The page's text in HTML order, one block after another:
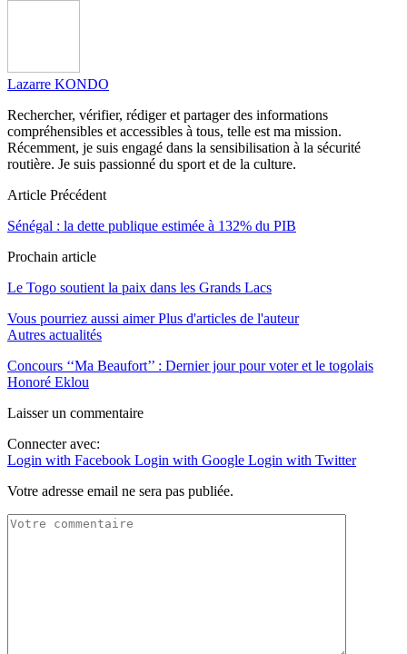
Lazarre KONDO
Rechercher, vérifier, rédiger et partager des informations
compréhensibles et accessibles à tous, telle est ma mission.
Récemment, je suis engagé dans la sensibilisation à la sécurité
routière. Je suis passionné du sport et de la culture.
Article Précédent
Sénégal : la dette publique estimée à 132% du PIB
Prochain article
Le Togo soutient la paix dans les Grands Lacs
Vous pourriez aussi aimer Plus d'articles de l'auteur
Autres actualités
Concours ‘‘Ma Beaufort’’ : Dernier jour pour voter et le togolais
Honoré Eklou
Laisser un commentaire
Connecter avec:
Login with Facebook Login with Google Login with Twitter
Votre adresse email ne sera pas publiée.